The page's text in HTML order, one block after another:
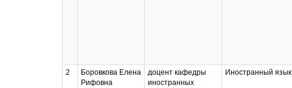
2
Боровкова Елена
Рифовна
доцент кафедры
иностранных
Иностранный язык